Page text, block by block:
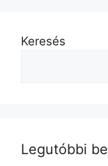
Keresés
Legutóbbi